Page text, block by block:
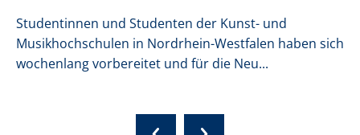
Studentinnen und Studenten der Kunst- und
Musikhochschulen in Nordrhein-Westfalen haben sich
wochenlang vorbereitet und für die Neu...